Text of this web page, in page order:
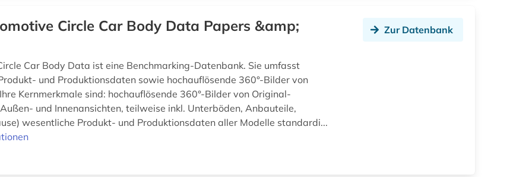
Circle Car Body Data Papers &amp;
Car Body Data ist eine Benchmarking-Datenbank. Sie umfasst
und Produktionsdaten sowie hochauflösende 360°-Bilder von
Kernmerkmale sind: hochauflösende 360°-Bilder von Original-
und Innenansichten, teilweise inkl. Unterböden, Anbauteile,
wesentliche Produkt- und Produktionsdaten aller Modelle standardi...
Zur Datenbank